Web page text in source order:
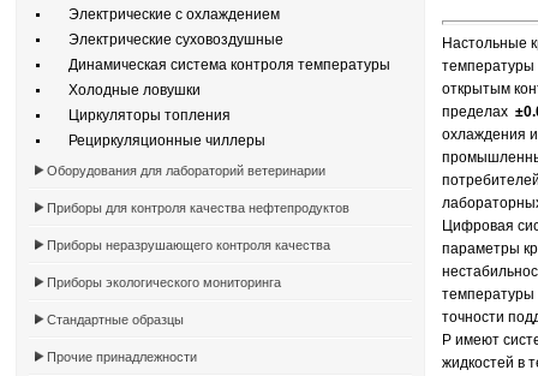
Электрические с охлаждением
Электрические суховоздушные
Динамическая система контроля температуры
Холодные ловушки
Циркуляторы топления
Рециркуляционные чиллеры
Оборудования для лабораторий ветеринарии
Приборы для контроля качества нефтепродуктов
Приборы неразрушающего контроля качества
Приборы экологического мониторинга
Стандартные образцы
Прочие принадлежности
Настольные
температуры
открытым
пределах
охлаждения
Цифровая
параметры
температуры
точности
P имеют
жидкостей в